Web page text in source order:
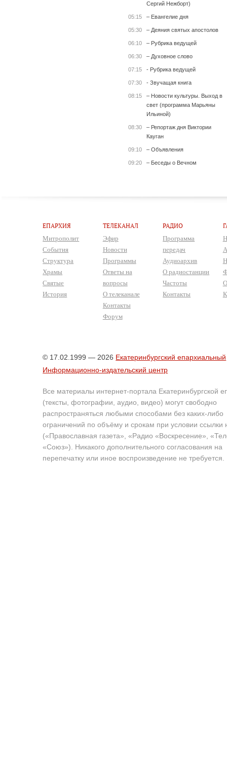
Сергий Нежборт)
05:15 – Евангелие дня
05:30 – Деяния святых апостолов
06:10 – Рубрика ведущей
06:30 – Духовное слово
07:15 - Рубрика ведущей
07:30 - Звучащая книга
08:15
– Новости культуры. Выход в
свет (программа Марьяны
Ильиной)
08:30
– Репортаж дня Виктории
Кауган
09:10 – Объявления
09:20 – Беседы о Вечном
ЕПАРХИЯ
Митрополит
События
Структура
Храмы
Святые
История
ТЕЛЕКАНАЛ
Эфир
Новости
Программы
Ответы на
вопросы
О телеканале
Контакты
Форум
РАДИО
Программа
передач
Аудиоархив
О радиостанции
Частоты
Контакты
© 17.02.1999 — 2026 Екатеринбургский епархиальный
Информационно-издательский центр
Все материалы интернет-портала Екатеринбургской
(тексты, фотографии, аудио, видео) могут свободно
распространяться любыми способами без каких-либо
ограничений по объёму и срокам при условии ссылки
(«Православная газета», «Радио «Воскресение»,
«Союз»). Никакого дополнительного согласования на
перепечатку или иное воспроизведение не требуется.